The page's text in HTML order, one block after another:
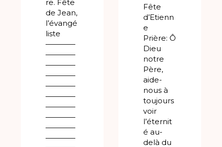
re. Fête
de Jean,
l’évangé
liste
————
————
————
————
————
————
————
————
————
————
Fête
d’Etienn
e
Prière: Ô
Dieu
notre
Père,
aide-
nous à
toujours
voir
l’éternit
é au-
delà du